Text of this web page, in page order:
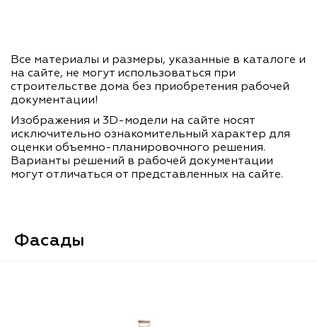
Все материалы и размеры, указанные в каталоге и
на сайте, не могут использоваться при
строительстве дома без приобретения рабочей
документации!
Изображения и 3D-модели на сайте носят
исключительно ознакомительный характер для
оценки объемно-планировочного решения.
Варианты решений в рабочей документации
могут отличаться от представленных на сайте.
Фасады